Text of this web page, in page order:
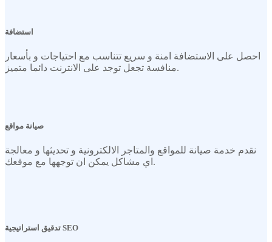
استضافة
احصل على الاستضافة امنة و سريع تتناسب مع احتياجات و بأسعار
منافسة تجعل توجد على الانترنت دائما متميز.
صيانة مواقع
نقدم خدمة صيانة للمواقع والمتاجر الالكترونية و تحديثها و معالجة
اي مشاكل يمكن ان توجهها مع موقعك.
تدقيق استراتيجية SEO